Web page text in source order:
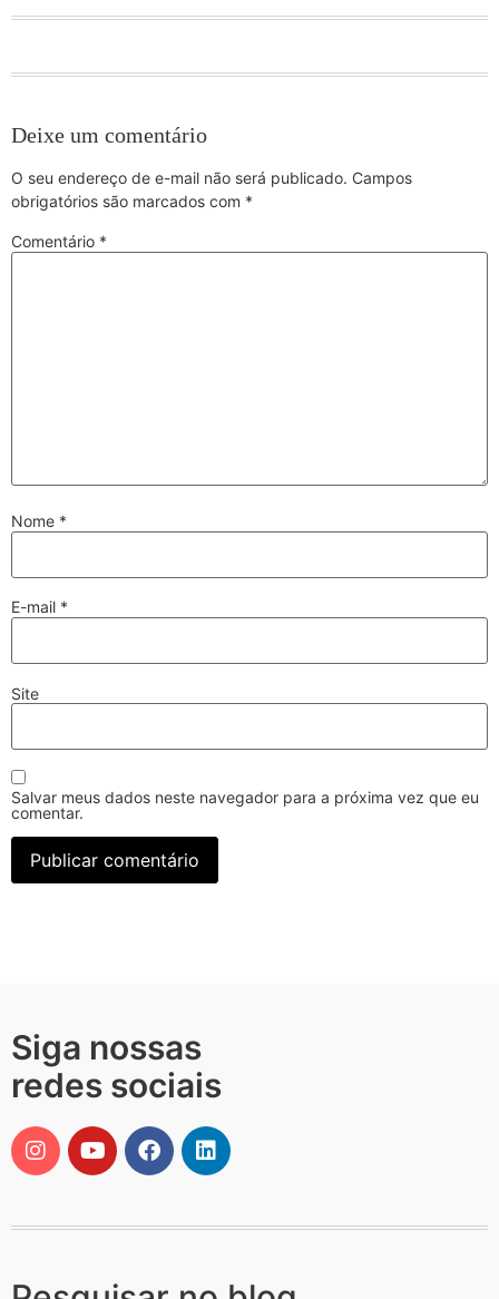
Deixe um comentário
O seu endereço de e-mail não será publicado. Campos
obrigatórios são marcados com *
Comentário *
Nome *
E-mail *
Site
Salvar meus dados neste navegador para a próxima vez que eu
comentar.
Siga nossas
redes sociais